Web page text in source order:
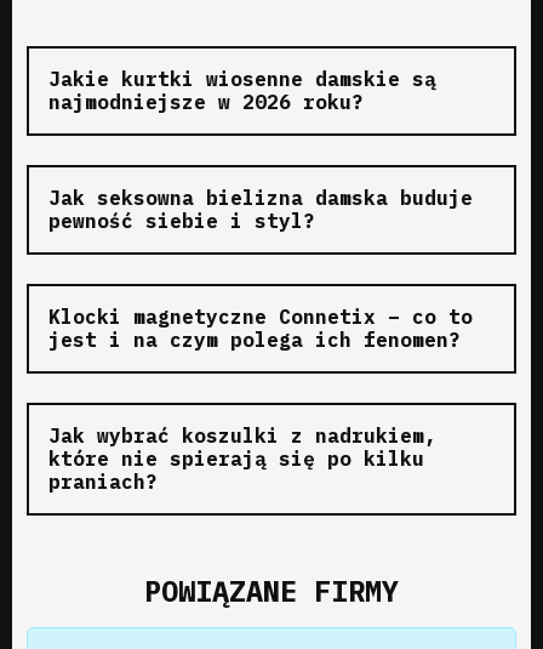
Jakie kurtki wiosenne damskie są
najmodniejsze w 2026 roku?
Jak seksowna bielizna damska buduje
pewność siebie i styl?
Klocki magnetyczne Connetix – co to
jest i na czym polega ich fenomen?
Jak wybrać koszulki z nadrukiem,
które nie spierają się po kilku
praniach?
POWIĄZANE FIRMY